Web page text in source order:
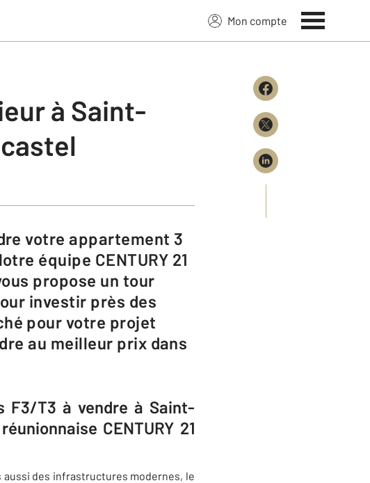
Mon compte
à Saint-
équipe CENTURY 21
propose un tour
investir près des
pour votre projet
au meilleur prix dans
F3/T3 à vendre à Saint-
CENTURY 21
des infrastructures modernes, le